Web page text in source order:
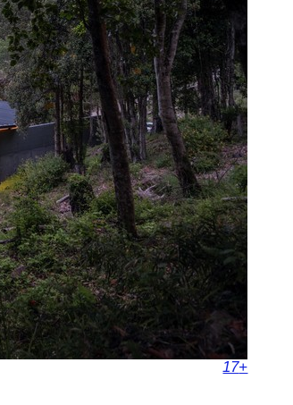
+17